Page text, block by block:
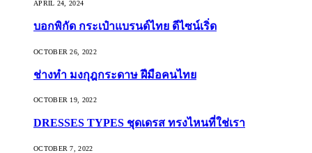
APRIL 24, 2024
บอกพิกัด กระเป๋าแบรนด์ไทย ดีไซน์เริ่ด
OCTOBER 26, 2022
ช่างทำ มงกุฎกระดาษ ฝีมือคนไทย
OCTOBER 19, 2022
DRESSES TYPES ชุดเดรส ทรงไหนที่ใช่เรา
OCTOBER 7, 2022